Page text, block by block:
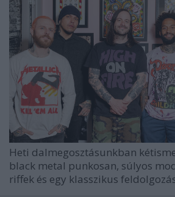
Heti dalmegosztásunkban
black metal punkosan, súlyos
riffek és egy klasszikus